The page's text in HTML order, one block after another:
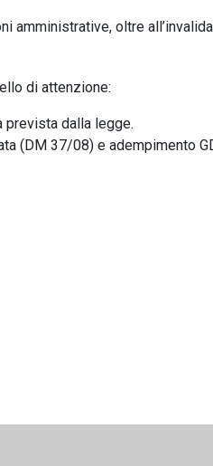
oltre
di attenzione:
prevista dalla legge.
(DM 37/08) e adempimento